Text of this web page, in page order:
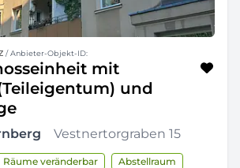
/ Anbieter-Objekt-ID:
mit
und
Vestnertorgraben 15
Räume veränderbar
Abstellraum